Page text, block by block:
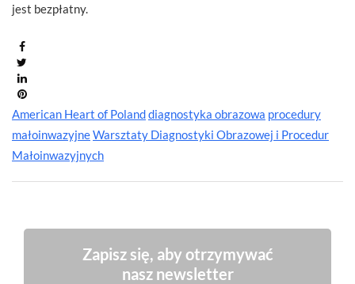
jest bezpłatny.
American Heart of Polanddiagnostyka obrazowa procedury
małoinwazyjneWarsztaty Diagnostyki Obrazowej i Procedur
Małoinwazyjnych
Zapisz się, aby otrzymywać
nasz newsletter